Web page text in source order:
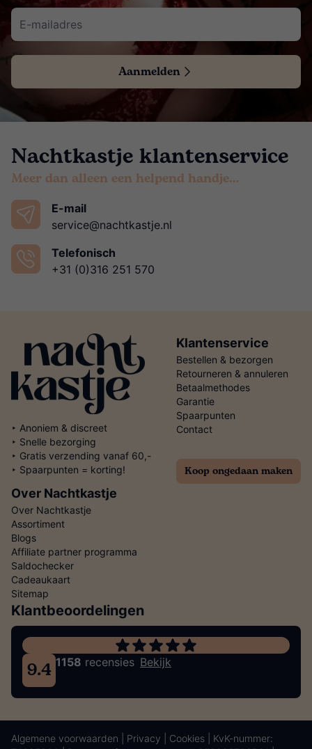
Aanmelden
Nachtkastje klantenservice
Meer dan alleen een helpend handje…
E-mail
service@nachtkastje.nl
Telefonisch
+31 (0)316 251 570
‣ Anoniem & discreet
‣ Snelle bezorging
‣ Gratis verzending vanaf 60,-
‣ Spaarpunten = korting!
Klantenservice
Bestellen & bezorgen
Retourneren & annuleren
Betaalmethodes
Garantie
Spaarpunten
Contact
Koop ongedaan maken
Over Nachtkastje
Over Nachtkastje
Assortiment
Blogs
Affiliate partner programma
Saldochecker
Cadeaukaart
Sitemap
Klantbeoordelingen
9.4 1158 recensies Bekijk
Algemene voorwaarden Privacy Cookies | KvK-nummer: